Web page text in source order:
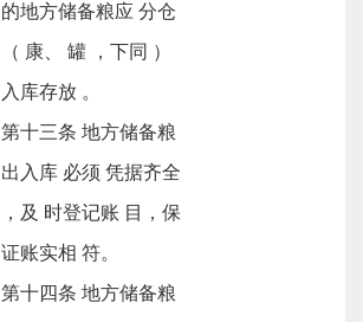
的地方储备粮应 分仓
（ 康、 罐 ，下同 ）
入库存放 。
第十三条 地方储备粮
出入库 必须 凭据齐全
，及 时登记账 目，保
证账实相 符。
第十四条 地方储备粮